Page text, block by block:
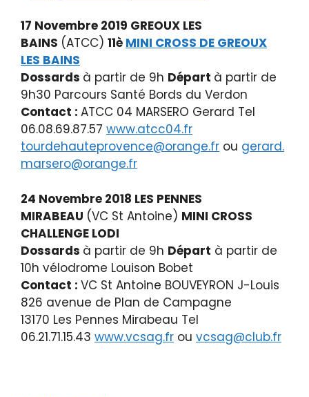
17 Novembre 2019 GREOUX LES
BAINS (ATCC) 11è MINI CROSS DE GREOUX
LES BAINS
Dossards à partir de 9h Départ à partir de
9h30 Parcours Santé Bords du Verdon
Contact : ATCC 04 MARSERO Gerard Tel
06.08.69.87.57 www.atcc04.fr
tourdehauteprovence@orange.fr ou gerard.
marsero@orange.fr
24 Novembre 2018 LES PENNES
MIRABEAU (VC St Antoine) MINI CROSS
CHALLENGE LODI
Dossards à partir de 9h Départ à partir de
10h vélodrome Louison Bobet
Contact : VC St Antoine BOUVEYRON J-Louis
826 avenue de Plan de Campagne
13170 Les Pennes Mirabeau Tel
06.21.71.15.43 www.vcsag.fr ou vcsag@club.fr